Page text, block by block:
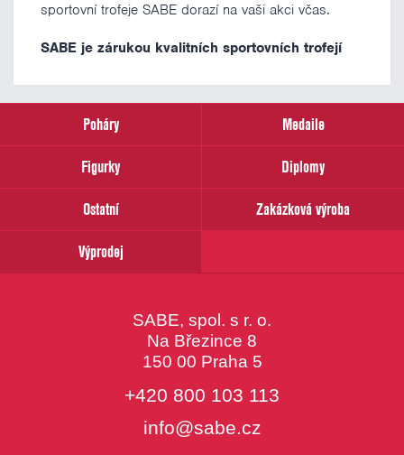
sportovní trofeje SABE dorazí na vaši akci včas.
SABE je zárukou kvalitních sportovních trofejí
Poháry
Medaile
Figurky
Diplomy
Ostatní
Zakázková výroba
Výprodej
SABE, spol. s r. o.
Na Březince 8
150 00 Praha 5
+420 800 103 113
info@sabe.cz